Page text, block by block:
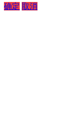
确定 取消